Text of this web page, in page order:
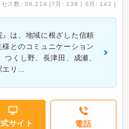
セス数: 36,214 [7月: 138 | 6月: 142 ]
は、地域に根ざした信頼
とのコミュニケーション
くし野、長津田、成瀬、
エリ...
サイト 電話